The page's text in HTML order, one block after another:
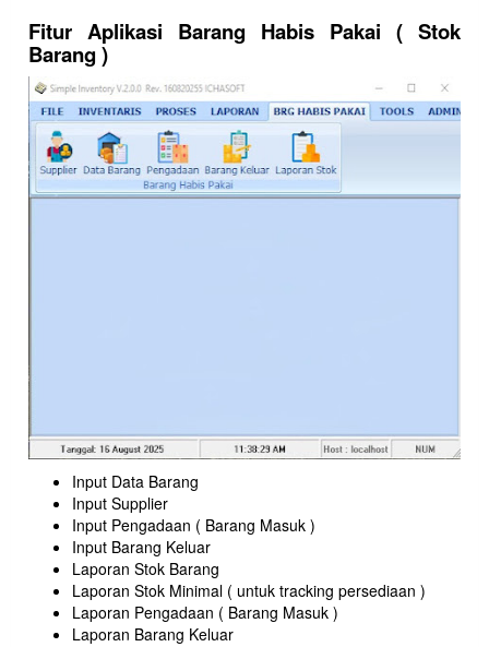
Fitur Aplikasi Barang Habis Pakai ( Stok
Barang )
Input Data Barang
Input Supplier
Input Pengadaan ( Barang Masuk )
Input Barang Keluar
Laporan Stok Barang
Laporan Stok Minimal ( untuk tracking persediaan )
Laporan Pengadaan ( Barang Masuk )
Laporan Barang Keluar